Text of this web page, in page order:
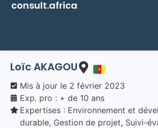
consult.africa
Loïc AKAGOU
Mis à jour le 2 février 2023
Exp. pro : + de 10 ans
Expertises : Environnement et
durable, Gestion de projet, Suivi-